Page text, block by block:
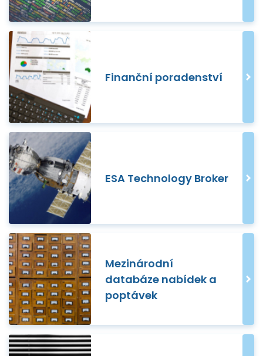
Finanční poradenství
ESA Technology Broker
Mezinárodní
databáze nabídek a
poptávek